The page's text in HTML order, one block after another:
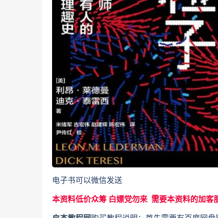
电子书可以微信发送
本资料低价众筹 白嫖党勿来 需要本资料的加客